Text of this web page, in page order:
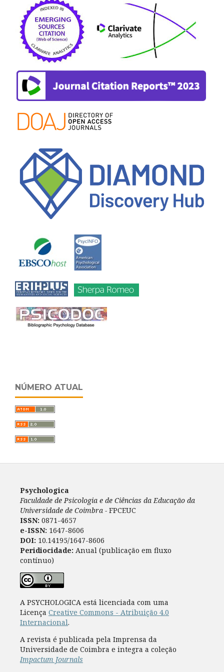
NÚMERO ATUAL
Psychologica
Faculdade de Psicologia e de Ciências da Educação da
Universidade de Coimbra - FPCEUC
ISSN: 0871-4657
e-ISSN: 1647-8606
DOI: 10.14195/1647-8606
Peridiocidade: Anual (publicação em fluxo
contínuo)
A PSYCHOLOGICA está licenciada com uma
Licença Creative Commons - Atribuição 4.0
Internacional.
A revista é publicada pela Imprensa da
Universidade de Coimbra e integra a coleção
Impactum Journals